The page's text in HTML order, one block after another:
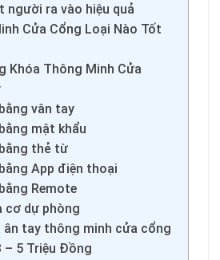
người ra vào hiệu quả
Cửa Cổng Loại Nào Tốt
Khóa Thông Minh Cửa
vân tay
mật khẩu
thẻ từ
App điện thoại
Remote
cơ dự phòng
ân tay thông minh cửa cổng
– 5 Triệu Đồng